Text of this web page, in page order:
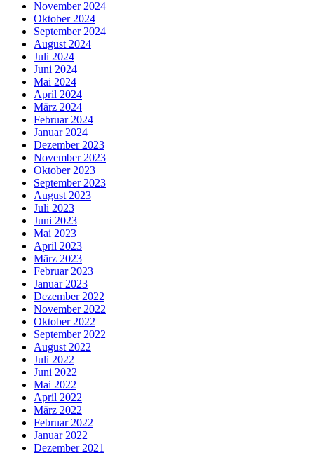
November 2024
Oktober 2024
September 2024
August 2024
Juli 2024
Juni 2024
Mai 2024
April 2024
März 2024
Februar 2024
Januar 2024
Dezember 2023
November 2023
Oktober 2023
September 2023
August 2023
Juli 2023
Juni 2023
Mai 2023
April 2023
März 2023
Februar 2023
Januar 2023
Dezember 2022
November 2022
Oktober 2022
September 2022
August 2022
Juli 2022
Juni 2022
Mai 2022
April 2022
März 2022
Februar 2022
Januar 2022
Dezember 2021